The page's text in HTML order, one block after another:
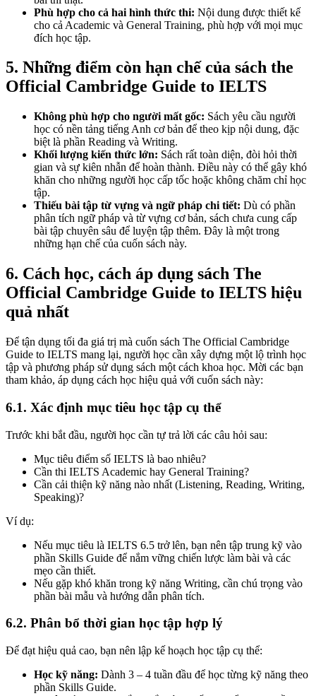
Phù hợp cho cả hai hình thức thi: Nội dung được thiết kế
cho cả Academic và General Training, phù hợp với mọi mục
đích học tập.
5. Những điểm còn hạn chế của sách the
Official Cambridge Guide to IELTS
Không phù hợp cho người mất gốc: Sách yêu cầu người
học có nền tảng tiếng Anh cơ bản để theo kịp nội dung, đặc
biệt là phần Reading và Writing.
Khối lượng kiến thức lớn: Sách rất toàn diện, đòi hỏi thời
gian và sự kiên nhẫn để hoàn thành. Điều này có thể gây khó
khăn cho những người học cấp tốc hoặc không chăm chỉ học
tập.
Thiếu bài tập từ vựng và ngữ pháp chi tiết: Dù có phần
phân tích ngữ pháp và từ vựng cơ bản, sách chưa cung cấp
bài tập chuyên sâu để luyện tập thêm. Đây là một trong
những hạn chế của cuốn sách này.
6. Cách học, cách áp dụng sách The
Official Cambridge Guide to IELTS hiệu
quả nhất
Để tận dụng tối đa giá trị mà cuốn sách The Official Cambridge
Guide to IELTS mang lại, người học cần xây dựng một lộ trình học
tập và phương pháp sử dụng sách một cách khoa học. Mời các bạn
tham khảo, áp dụng cách học hiệu quả với cuốn sách này:
6.1. Xác định mục tiêu học tập cụ thể
Trước khi bắt đầu, người học cần tự trả lời các câu hỏi sau:
Mục tiêu điểm số IELTS là bao nhiêu?
Cần thi IELTS Academic hay General Training?
Cần cải thiện kỹ năng nào nhất (Listening, Reading, Writing,
Speaking)?
Ví dụ:
Nếu mục tiêu là IELTS 6.5 trở lên, bạn nên tập trung kỹ vào
phần Skills Guide để nắm vững chiến lược làm bài và các
mẹo cần thiết.
Nếu gặp khó khăn trong kỹ năng Writing, cần chú trọng vào
phần bài mẫu và hướng dẫn phân tích.
6.2. Phân bổ thời gian học tập hợp lý
Để đạt hiệu quả cao, bạn nên lập kế hoạch học tập cụ thể:
Học kỹ năng: Dành 3 – 4 tuần đầu để học từng kỹ năng theo
phần Skills Guide.